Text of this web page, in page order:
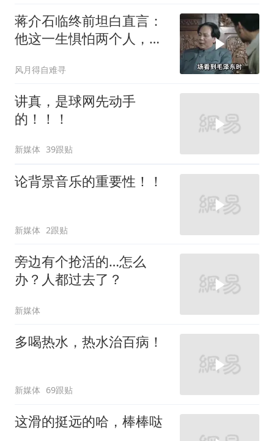
蒋介石临终前坦白直言：
他这一生惧怕两个人，却
风月得自难寻
讲真，是球网先动手
的！！！
新媒体 39跟贴
论背景音乐的重要性！！
新媒体 2跟贴
旁边有个抢活的…怎么
办？人都过去了？
新媒体
多喝热水，热水治百病！
新媒体 69跟贴
这滑的挺远的哈，棒棒哒